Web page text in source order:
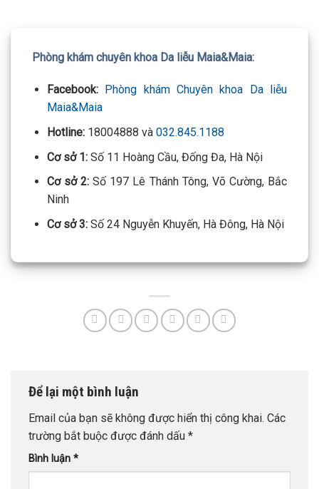
Phòng khám chuyên khoa Da liễu Maia&Maia:
Facebook:
Phòng khám Chuyên khoa Da liễu
Maia&Maia
Hotline:18004888 và 032.845.1188
Cơ sở 1: Số 11 Hoàng Cầu, Đống Đa, Hà Nội
Cơ sở 2: Số 197 Lê Thánh Tông, Võ Cường, Bắc
Ninh
Cơ sở 3:Số 24 Nguyễn Khuyến, Hà Đông, Hà Nội
Để lại một bình luận
Email của bạn sẽ không được hiển thị công khai. Các
trường bắt buộc được đánh dấu *
Bình luận *